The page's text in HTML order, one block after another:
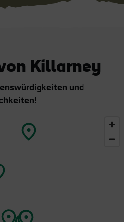
Killarney
und